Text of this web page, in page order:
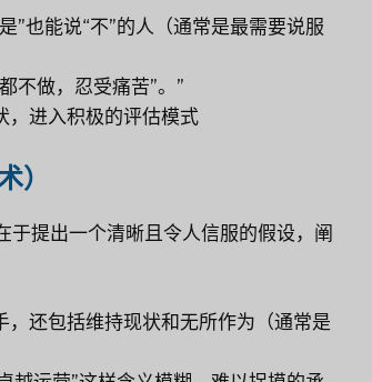
”也能说“不”的人（通常是最需要说服
不做，忍受痛苦”。”
进入积极的评估模式
）
提出一个清晰且令人信服的假设，阐
还包括维持现状和无所作为（通常是